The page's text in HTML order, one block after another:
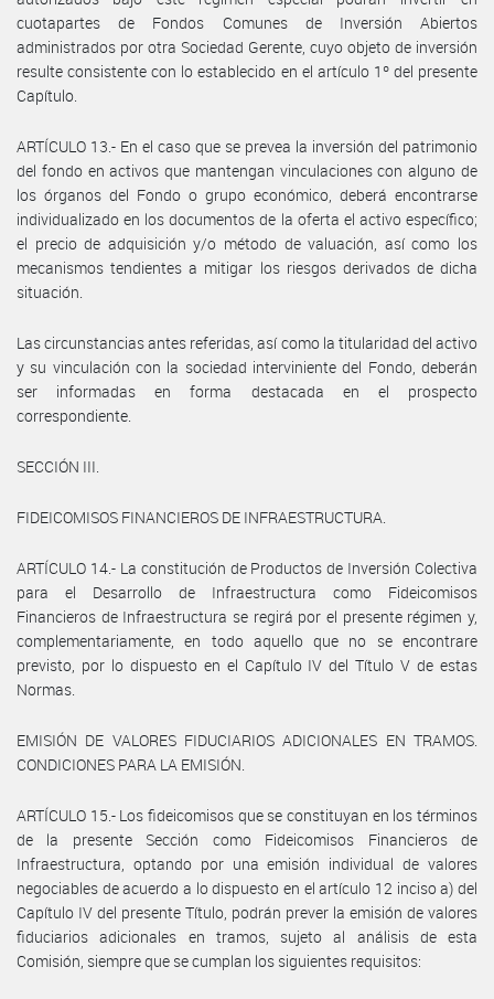
cuotapartes de Fondos Comunes de Inversión Abiertos
administrados por otra Sociedad Gerente, cuyo objeto de inversión
resulte consistente con lo establecido en el artículo 1º del presente
Capítulo.
ARTÍCULO 13.- En el caso que se prevea la inversión del patrimonio
del fondo en activos que mantengan vinculaciones con alguno de
los órganos del Fondo o grupo económico, deberá encontrarse
individualizado en los documentos de la oferta el activo específico;
el precio de adquisición y/o método de valuación, así como los
mecanismos tendientes a mitigar los riesgos derivados de dicha
situación.
Las circunstancias antes referidas, así como la titularidad del activo
y su vinculación con la sociedad interviniente del Fondo, deberán
ser informadas en forma destacada en el prospecto
correspondiente.
SECCIÓN III.
FIDEICOMISOS FINANCIEROS DE INFRAESTRUCTURA.
ARTÍCULO 14.- La constitución de Productos de Inversión Colectiva
para el Desarrollo de Infraestructura como Fideicomisos
Financieros de Infraestructura se regirá por el presente régimen y,
complementariamente, en todo aquello que no se encontrare
previsto, por lo dispuesto en el Capítulo IV del Título V de estas
Normas.
EMISIÓN DE VALORES FIDUCIARIOS ADICIONALES EN TRAMOS.
CONDICIONES PARA LA EMISIÓN.
ARTÍCULO 15.- Los fideicomisos que se constituyan en los términos
de la presente Sección como Fideicomisos Financieros de
Infraestructura, optando por una emisión individual de valores
negociables de acuerdo a lo dispuesto en el artículo 12 inciso a) del
Capítulo IV del presente Título, podrán prever la emisión de valores
fiduciarios adicionales en tramos, sujeto al análisis de esta
Comisión, siempre que se cumplan los siguientes requisitos: